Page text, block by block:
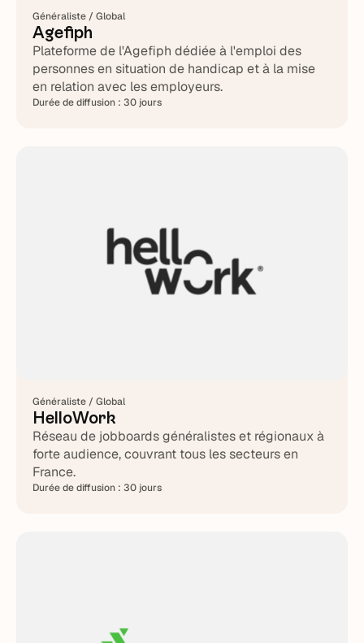
Généraliste / Global
Agefiph
Plateforme de l'Agefiph dédiée à l'emploi des
personnes en situation de handicap et à la mise
en relation avec les employeurs.
Durée de diffusion :30 jours
Généraliste / Global
HelloWork
Réseau de jobboards généralistes et régionaux à
forte audience, couvrant tous les secteurs en
France.
Durée de diffusion :30 jours